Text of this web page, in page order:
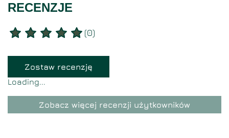
RECENZJE
(0)
Zostaw recenzję
Loading...
Zobacz więcej recenzji użytkowników